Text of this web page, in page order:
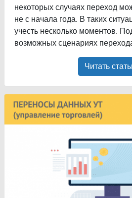
некоторых случаях переход
не с начала года. В таких
учесть несколько моментов.
возможных сценариях
Читать